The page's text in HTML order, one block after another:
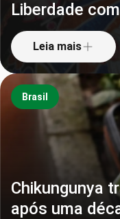
Liberdade
Leia mais
Brasil
Chikungunya
após uma